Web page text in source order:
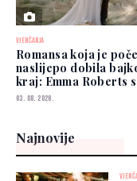
VJENČANJA
Romansa koja je
naslijepo dobila
kraj: Emma Roberts
udala
03. 08. 2026.
Najnovije